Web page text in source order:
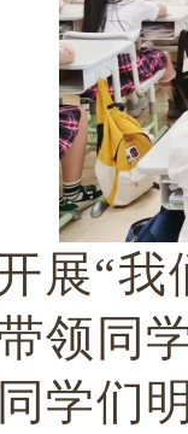
展“
领同
学们